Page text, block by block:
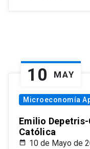
10 MAY
Microeconomía
Emilio
Católica
10 de Mayo de